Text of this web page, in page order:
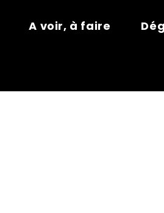
A voir, à faire
LA